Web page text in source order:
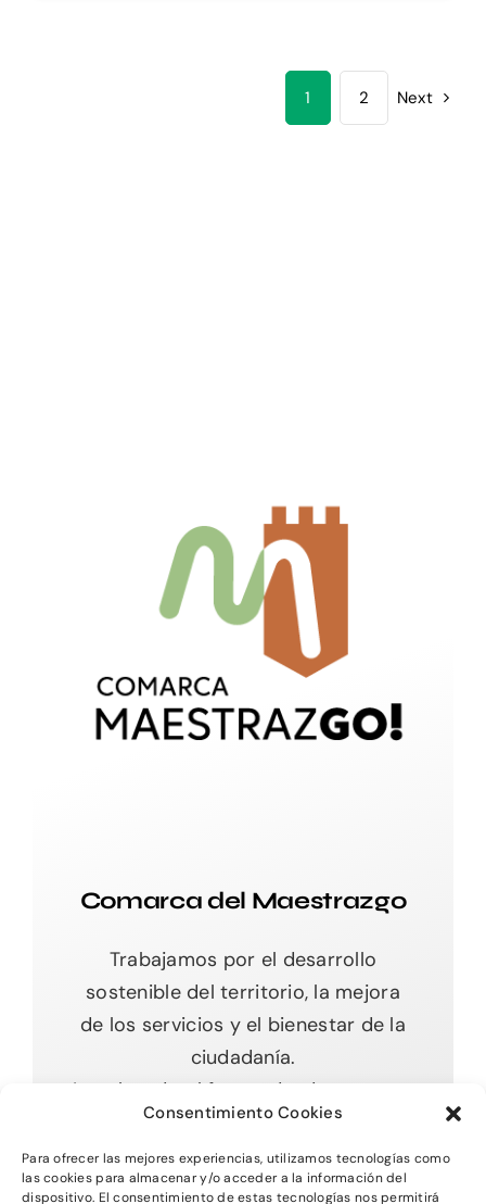
Consentimiento Cookies
Para ofrecer las mejores experiencias, utilizamos tecnologías como
las cookies para almacenar y/o acceder a la información del
dispositivo. El consentimiento de estas tecnologías nos permitirá
1 2 Next
Comarca del Maestrazgo
Trabajamos por el desarrollo
sostenible del territorio, la mejora
de los servicios y el bienestar de la
ciudadanía.
Impulsando el futuro desde nuestras
raíces.